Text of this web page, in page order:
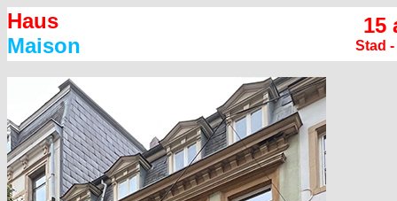
Haus
Maison
15
Stad